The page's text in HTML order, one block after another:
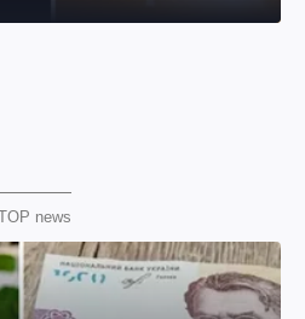
news